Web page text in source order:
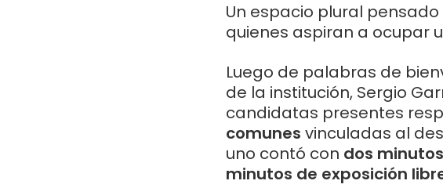
Un espacio plural
quienes aspiran a ocupar
Luego de palabras de
de la institución, Sergio
candidatas presentes
comunes vinculadas al
uno contó con dos
minutos de exposición